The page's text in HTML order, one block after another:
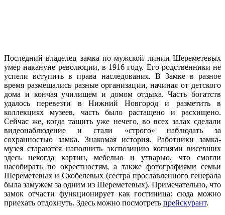
Последний владелец замка по мужской линии Шереметевых
умер накануне революции, в 1916 году. Его родственники не
успели вступить в права наследования. В Замке в разное
время размещались разные организации, начиная от детского
дома и кончая училищем и домом отдыха. Часть богатств
удалось перевезти в Нижний Новгород и разметить в
коллекциях музеев, часть было растащено и расхищено.
Сейчас же, когда тащить уже нечего, во всех залах сделали
видеонаблюдение и стали «строго» наблюдать за
сохранностью замка. Знакомая история. Работники замка-
музея стараются наполнить экспозицию копиями висевших
здесь некогда картин, мебелью и утварью, что смогли
насобирать по окрестностям, а также фотографиями семьи
Шереметевых и Скобелевых (сестра прославленного генерала
была замужем за одним из Шереметевых). Примечательно, что
замок отчасти функционирует как гостиница: сюда можно
приехать отдохнуть. Здесь можно посмотреть прейскурант.